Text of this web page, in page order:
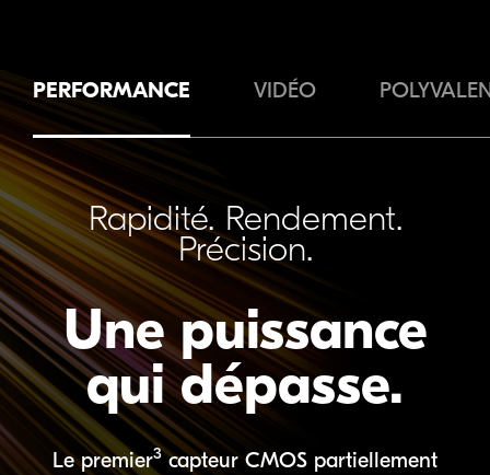
PERFORMANCE VIDÉO
Rapidité. Rendement.
Précision.
Une puissance
qui dépasse.
Le premier3capteur CMOS partiellement